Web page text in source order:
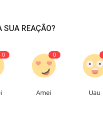
SUA REAÇÃO?
0 0
Amei Uau
Concurso
se para conquistar uma